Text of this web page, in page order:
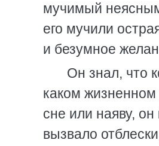
мучимый
его мучили
и безумное
Он знал, что
каком
сне или наяву,
вызвало